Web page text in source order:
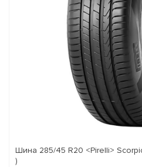
Шина 285/45 R20 <Pirelli>
)